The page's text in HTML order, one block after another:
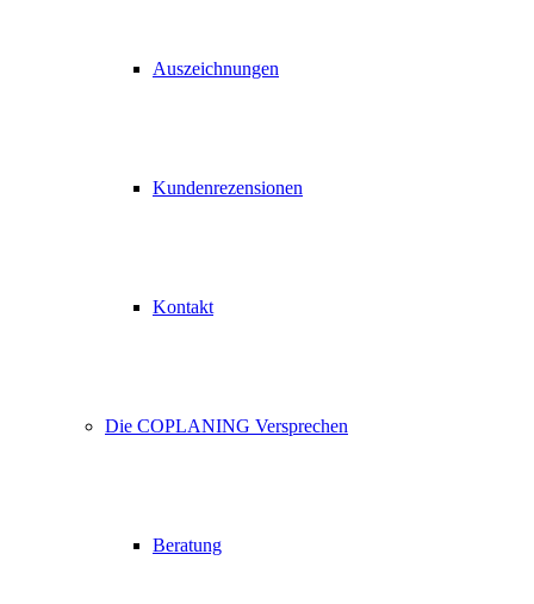
Auszeichnungen
Kundenrezensionen
Kontakt
Die COPLANING Versprechen
Beratung